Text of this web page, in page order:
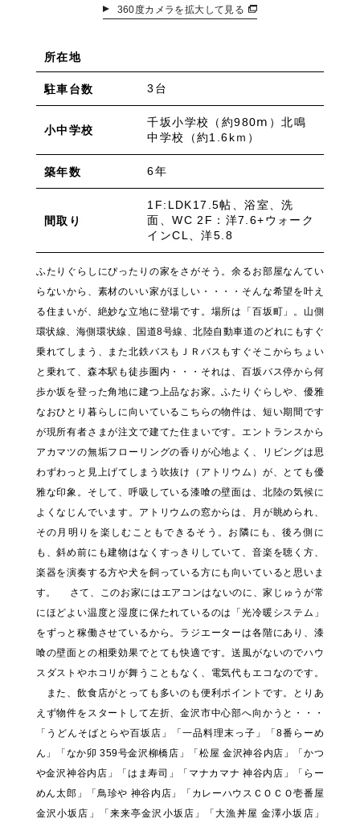
360度カメラを拡大して見る
所在地
駐車台数 3台
小中学校
千坂小学校（約980ⅿ）北鳴
中学校（約1.6kｍ）
築年数 6年
間取り
1F:LDK17.5帖、浴室、洗
面、WC 2F：洋7.6+ウォーク
インCL、洋5.8
ふたりぐらしにぴったりの家をさがそう。余るお部屋なんてい
らないから、素材のいい家がほしい・・・・そんな希望を叶え
る住まいが、絶妙な立地に登場です。場所は「百坂町」。山側
環状線、海側環状線、国道8号線、北陸自動車道のどれにもすぐ
乗れてしまう、また北鉄バスもＪＲバスもすぐそこからちょい
と乗れて、森本駅も徒歩圏内・・・それは、百坂バス停から何
歩か坂を登った角地に建つ上品なお家。ふたりぐらしや、優雅
なおひとり暮らしに向いているこちらの物件は、短い期間です
が現所有者さまが注文で建てた住まいです。エントランスから
アカマツの無垢フローリングの香りが心地よく、リビングは思
わずわっと見上げてしまう吹抜け（アトリウム）が、とても優
雅な印象。そして、呼吸している漆喰の壁面は、北陸の気候に
よくなじんでいます。アトリウムの窓からは、月が眺められ、
その月明りを楽しむこともできるそう。お隣にも、後ろ側に
も、斜め前にも建物はなくすっきりしていて、音楽を聴く方、
楽器を演奏する方や犬を飼っている方にも向いていると思いま
す。 さて、このお家にはエアコンはないのに、家じゅうが常
にほどよい温度と湿度に保たれているのは「光冷暖システム」
をずっと稼働させているから。ラジエーターは各階にあり、漆
喰の壁面との相乗効果でとても快適です。送風がないのでハウ
スダストやホコリが舞うこともなく、電気代もエコなのです。
また、飲食店がとっても多いのも便利ポイントです。とりあ
えず物件をスタートして左折、金沢市中心部へ向かうと・・・
「うどんそばとらや百坂店」「一品料理末っ子」「8番らーめ
ん」「なか卯 359号金沢柳橋店」「松屋 金沢神谷内店」「かつ
や金沢神谷内店」「はま寿司」「マナカマナ 神谷内店」「らー
めん太郎」「鳥珍や 神谷内店」「カレーハウスＣＯＣＯ壱番屋
金沢小坂店」「来来亭金沢小坂店」「大漁丼屋 金澤小坂店」